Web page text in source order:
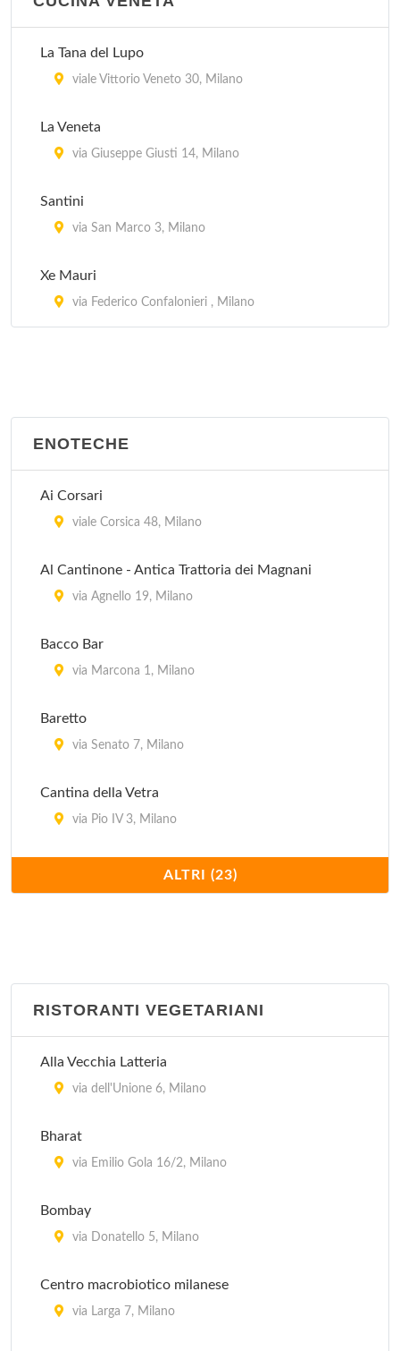
Cavallini
Coco Pazzo
Da Bimbi
Da Costantino
La Tana del Lupo
viale Vittorio Veneto 30, Milano
La Veneta
via Giuseppe Giusti 14, Milano
Santini
via San Marco 3, Milano
Xe Mauri
via Federico Confalonieri , Milano
ENOTECHE
Ai Corsari
viale Corsica 48, Milano
Al Cantinone - Antica Trattoria dei Magnani
via Agnello 19, Milano
Bacco Bar
via Marcona 1, Milano
Baretto
via Senato 7, Milano
Cantina della Vetra
via Pio IV 3, Milano
via Arnolfo di Cambio 1/A, Milano
Charleston
Ditirambo
Globe
Il Sole
ALTRI (23)
RISTORANTI VEGETARIANI
Alla Vecchia Latteria
via dell'Unione 6, Milano
Bharat
via Emilio Gola 16/2, Milano
Bombay
via Donatello 5, Milano
Centro macrobiotico milanese
via Larga 7, Milano